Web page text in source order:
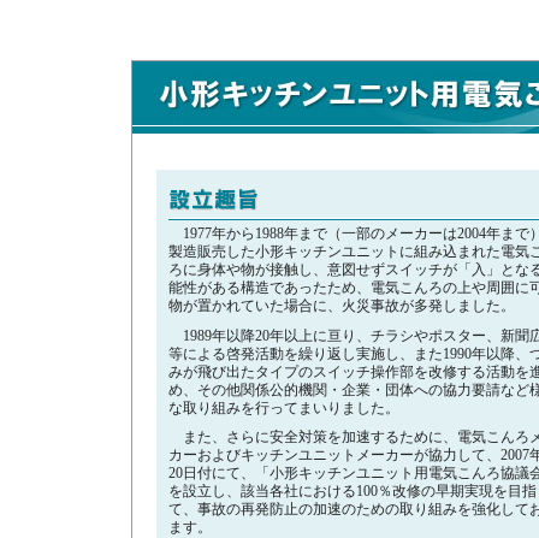
1977年から1988年まで（一部のメーカーは2004年まで
製造販売した小形キッチンユニットに組み込まれた電気
ろに身体や物が接触し、意図せずスイッチが「入」とな
能性がある構造であったため、電気こんろの上や周囲に
物が置かれていた場合に、火災事故が多発しました。
1989年以降20年以上に亘り、チラシやポスター、新聞
等による啓発活動を繰り返し実施し、また1990年以降、
みが飛び出たタイプのスイッチ操作部を改修する活動を
め、その他関係公的機関・企業・団体への協力要請など
な取り組みを行ってまいりました。
また、さらに安全対策を加速するために、電気こんろ
カーおよびキッチンユニットメーカーが協力して、2007
20日付にて、「小形キッチンユニット用電気こんろ協議
を設立し、該当各社における100％改修の早期実現を目
て、事故の再発防止の加速のための取り組みを強化して
ます。